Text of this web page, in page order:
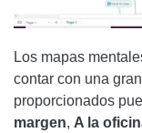
Los mapas
contar con una
proporcionados
margen, A la